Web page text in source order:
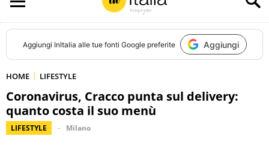
DI
Aggiungi InItalia alle tue fonti Google preferite Aggiungi
HOME LIFESTYLE
Coronavirus, Cracco punta sul delivery:
quanto costa il suo menù
LIFESTYLE Milano